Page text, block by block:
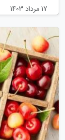
17 مرداد 1403